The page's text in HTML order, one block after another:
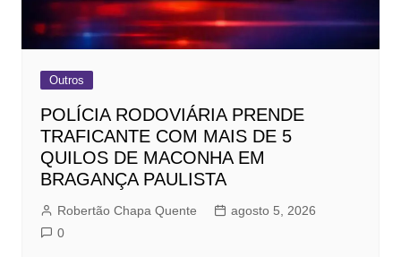
Outros
POLÍCIA RODOVIÁRIA PRENDE
TRAFICANTE COM MAIS DE 5
QUILOS DE MACONHA EM
BRAGANÇA PAULISTA
Robertão Chapa Quente
agosto 5, 2026
0